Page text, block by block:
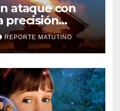
ataque con
precisión
militar en
REPORTE MATUTINO